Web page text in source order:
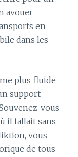
avouer
en
dans les
plus fluide
support
vous
il fallait sans
vous
de tous